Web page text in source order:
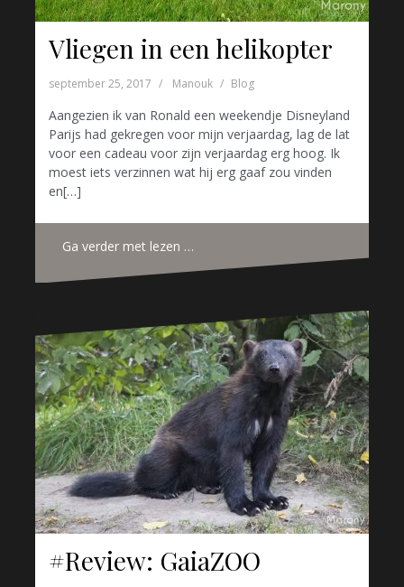
Vliegen in een helikopter
september 25, 2017 Manouk Blog
Aangezien ik van Ronald een weekendje Disneyland
Parijs had gekregen voor mijn verjaardag, lag de lat
voor een cadeau voor zijn verjaardag erg hoog. Ik
moest iets verzinnen wat hij erg gaaf zou vinden
en[…]
Ga verder met lezen …
#Review: GaiaZOO